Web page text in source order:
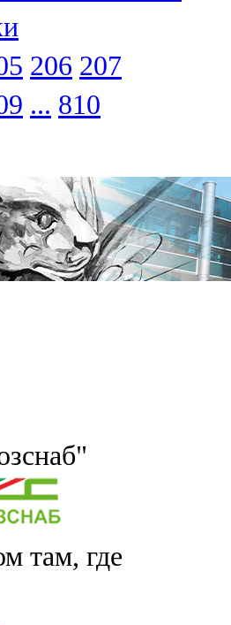
206 207
... 810
там, где